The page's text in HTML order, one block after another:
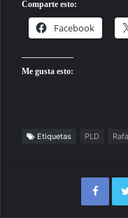
Comparte esto:
Facebook
Me gusta esto:
Etiquetas PLD